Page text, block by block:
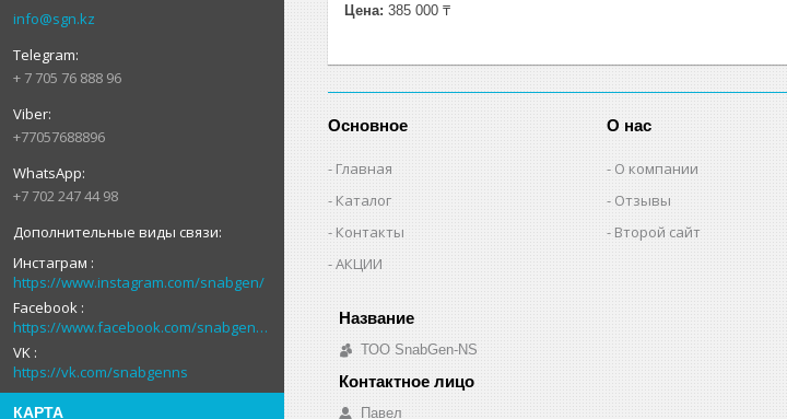
info@sgn.kz
+ 7 705 76 888 96
+77057688896
+7 702 247 44 98
Инстаграм
https://www.instagram.com/snabgen/
Facebook
https://www.facebook.com/snabgenNS
VK
https://vk.com/snabgenns
КАРТА
Цена: 385 000 ₸
Основное
Главная
Каталог
Контакты
АКЦИИ
О нас
О компании
Отзывы
Второй сайт
ТОО SnabGen-NS
Павел